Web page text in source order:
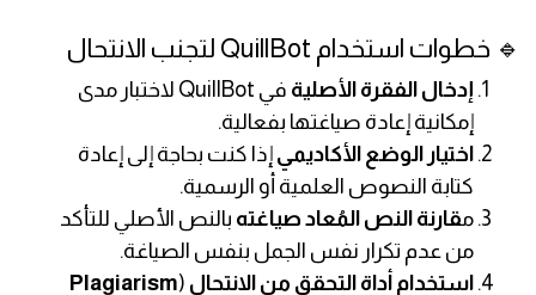
🔹 خطوات استخدام QuillBot لتجنب الانتحال
إدخال الفقرة الأصلية
في QuillBot لاختبار مدى
إمكانية إعادة صياغتها بفعالية.
اختيار الوضع الأكاديمي إذا كنت بحاجة إلى إعادة
كتابة النصوص العلمية أو الرسمية.
مقارنة النص المُعاد صياغته بالنص الأصلي للتأكد
من عدم تكرار نفس الجمل بنفس الصياغة.
استخدام أداة التحقق من الانتحال (
Plagiarism